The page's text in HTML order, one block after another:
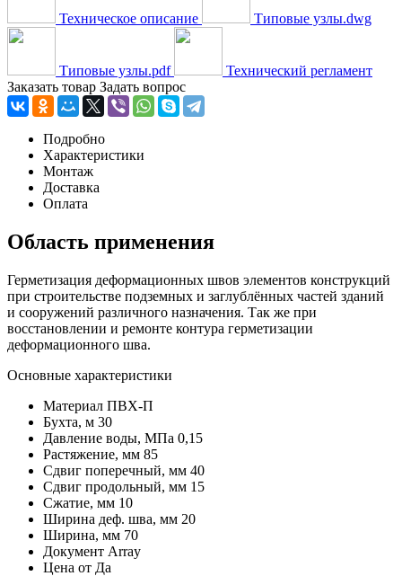
Техническое описание Типовые узлы.dwg
Типовые узлы.pdf
Технический регламент
Заказать товар Задать вопрос
Подробно
Характеристики
Монтаж
Доставка
Оплата
Область применения
Герметизация деформационных швов элементов конструкций
при строительстве подземных и заглублённых частей зданий
и сооружений различного назначения. Так же при
восстановлении и ремонте контура герметизации
деформационного шва.
Основные характеристики
Материал ПВХ-П
Бухта, м 30
Давление воды, МПа 0,15
Растяжение, мм 85
Сдвиг поперечный, мм 40
Сдвиг продольный, мм 15
Сжатие, мм 10
Ширина деф. шва, мм 20
Ширина, мм 70
Документ Array
Цена от Да